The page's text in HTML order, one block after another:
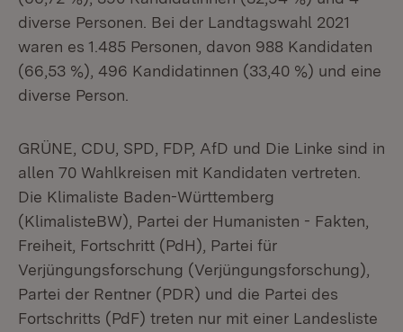
diverse Personen. Bei der Landtagswahl 2021
waren es 1.485 Personen, davon 988 Kandidaten
(66,53 %), 496 Kandidatinnen (33,40 %) und eine
diverse Person.
GRÜNE, CDU, SPD, FDP, AfD und Die Linke sind in
allen 70 Wahlkreisen mit Kandidaten vertreten.
Die Klimaliste Baden-Württemberg
(KlimalisteBW), Partei der Humanisten - Fakten,
Freiheit, Fortschritt (PdH), Partei für
Verjüngungsforschung (Verjüngungsforschung),
Partei der Rentner (PDR) und die Partei des
Fortschritts (PdF) treten nur mit einer Landesliste